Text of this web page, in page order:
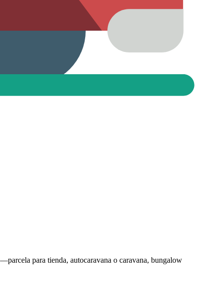
para tienda, autocaravana o caravana, bungalow